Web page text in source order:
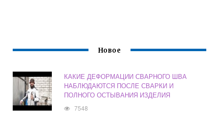
Новое
КАКИЕ ДЕФОРМАЦИИ СВАРНОГО ШВА
НАБЛЮДАЮТСЯ ПОСЛЕ СВАРКИ И
ПОЛНОГО ОСТЫВАНИЯ ИЗДЕЛИЯ
7548